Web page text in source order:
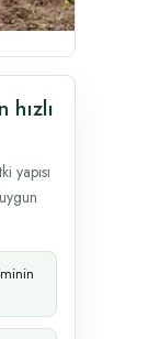
hızlı
yapısı